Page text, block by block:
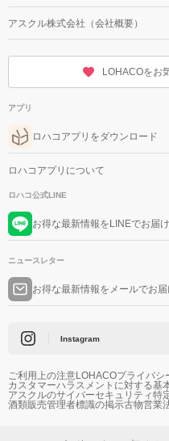
アスクル株式会社（会社概要）
LOHACOをお
アプリ
ロハコアプリをダウンロード
ロハコアプリについて
ロハコ公式LINE
お得な最新情報をLINEでお届
ニュースレター
お得な最新情報をメールでお
Instagram
ご利用上の注意LOHACOプライバシ
カスタマーハラスメントに対する基
アスクルのサイバーセキュリティ特
酒類販売管理者標識の掲示古物営業